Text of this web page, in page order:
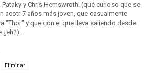
Pataky y Chris Hemswroth! (qué curioso que se
acotr 7 años más joven, que casualmente
"Thor" y que con el que lleva saliendo desde
¿eh?)...
Eliminar